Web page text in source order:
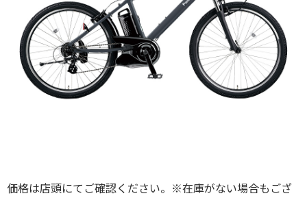
価格は店頭にてご確認ください。※在庫がない場合もござ